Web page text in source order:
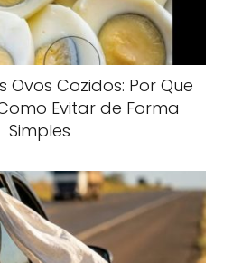
Ovos Cozidos: Por Que
Evitar de Forma
Simples